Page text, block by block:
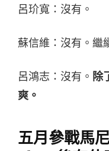
呂玠寬：沒有。
蘇信維：沒有。繼
呂鴻志：沒有。 除
爽。
五月參戰馬